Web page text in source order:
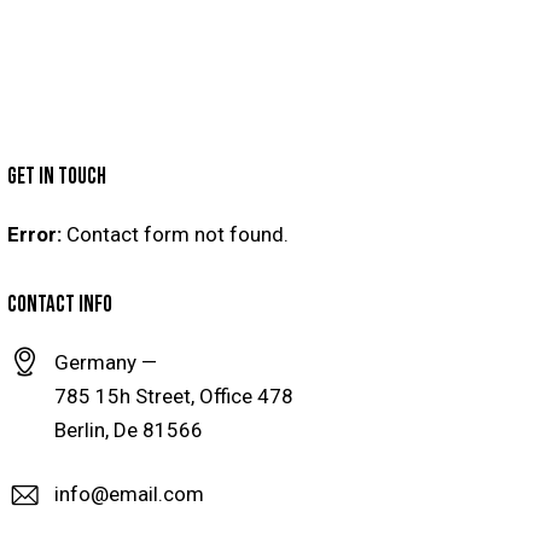
GET IN TOUCH
Error: Contact form not found.
CONTACT INFO
Germany —
785 15h Street, Office 478
Berlin, De 81566
info@email.com